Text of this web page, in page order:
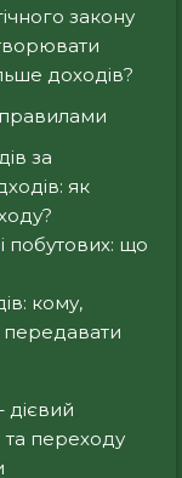
закону
доходів?
правилами
за
як
побутових: що
кому,
передавати
дієвий
та переходу